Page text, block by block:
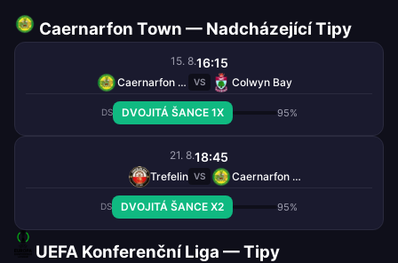
Caernarfon Town — Nadcházející Tipy
15. 8.16:15
Caernarfon Town VS Colwyn Bay
DS DVOJITÁ ŠANCE 1X 95%
21. 8.18:45
Trefelin VS Caernarfon Town
DS DVOJITÁ ŠANCE X2 95%
UEFA Konferenční Liga — Tipy